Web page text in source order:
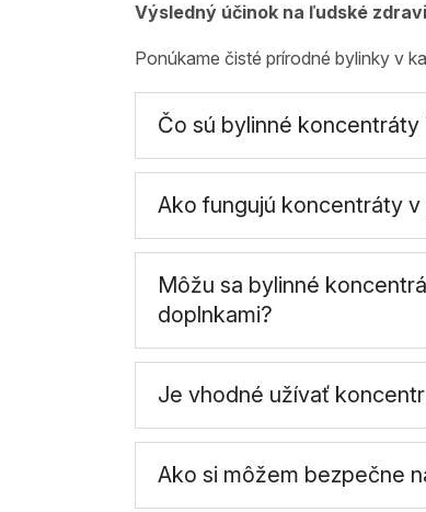
Výsledný účinok na ľudské
Ponúkame čisté prírodné bylinky v
Čo sú bylinné koncentráty
Ako fungujú koncentráty
Môžu sa bylinné
doplnkami?
Je vhodné užívať
Ako si môžem bezpečne